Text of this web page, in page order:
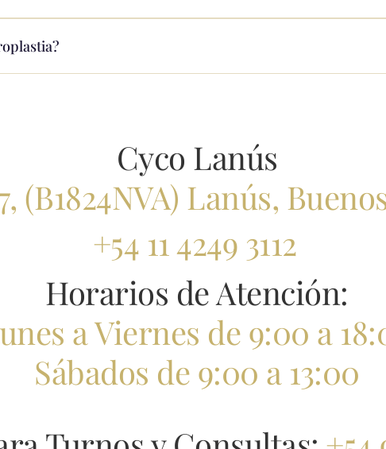
Cyco Lanús
(B1824NVA) Lanús,
+54 11 4249 3112
Horarios de Atención:
a Viernes de 9:00 a
Sábados de 9:00 a 13:00